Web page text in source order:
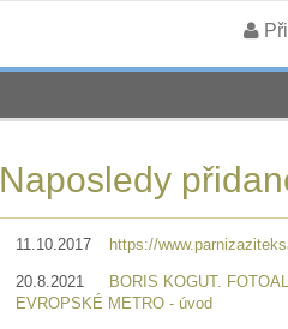
Naposledy
11.10.2017 https://
20.8.2021
BORIS KOGUT.
EVROPSKÉ METRO - úvod